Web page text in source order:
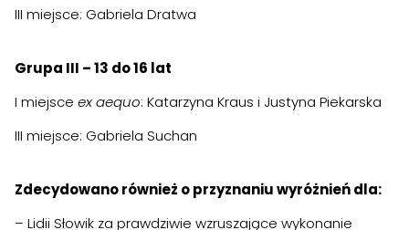
III miejsce: Gabriela Dratwa
Grupa III – 13 do 16 lat
I miejsce ex aequo: Katarzyna Kraus i Justyna Piekarska
III miejsce: Gabriela Suchan
Zdecydowano również o przyznaniu wyróżnień dla:
– Lidii Słowik za prawdziwie wzruszające wykonanie